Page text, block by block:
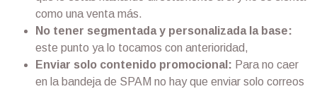
como una venta más.
No tener segmentada y personalizada la base:
este punto ya lo tocamos con anterioridad,
Enviar solo contenido promocional: Para no caer
en la bandeja de SPAM no hay que enviar solo correos